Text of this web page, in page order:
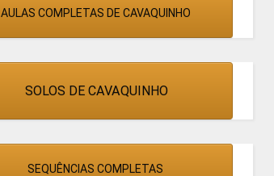
AULAS COMPLETAS DE CAVAQUINHO
SOLOS DE CAVAQUINHO
SEQUÊNCIAS COMPLETAS